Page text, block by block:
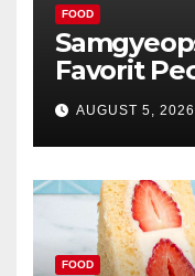
FOOD
Favorit
AUGUST 5, 2026
FOOD